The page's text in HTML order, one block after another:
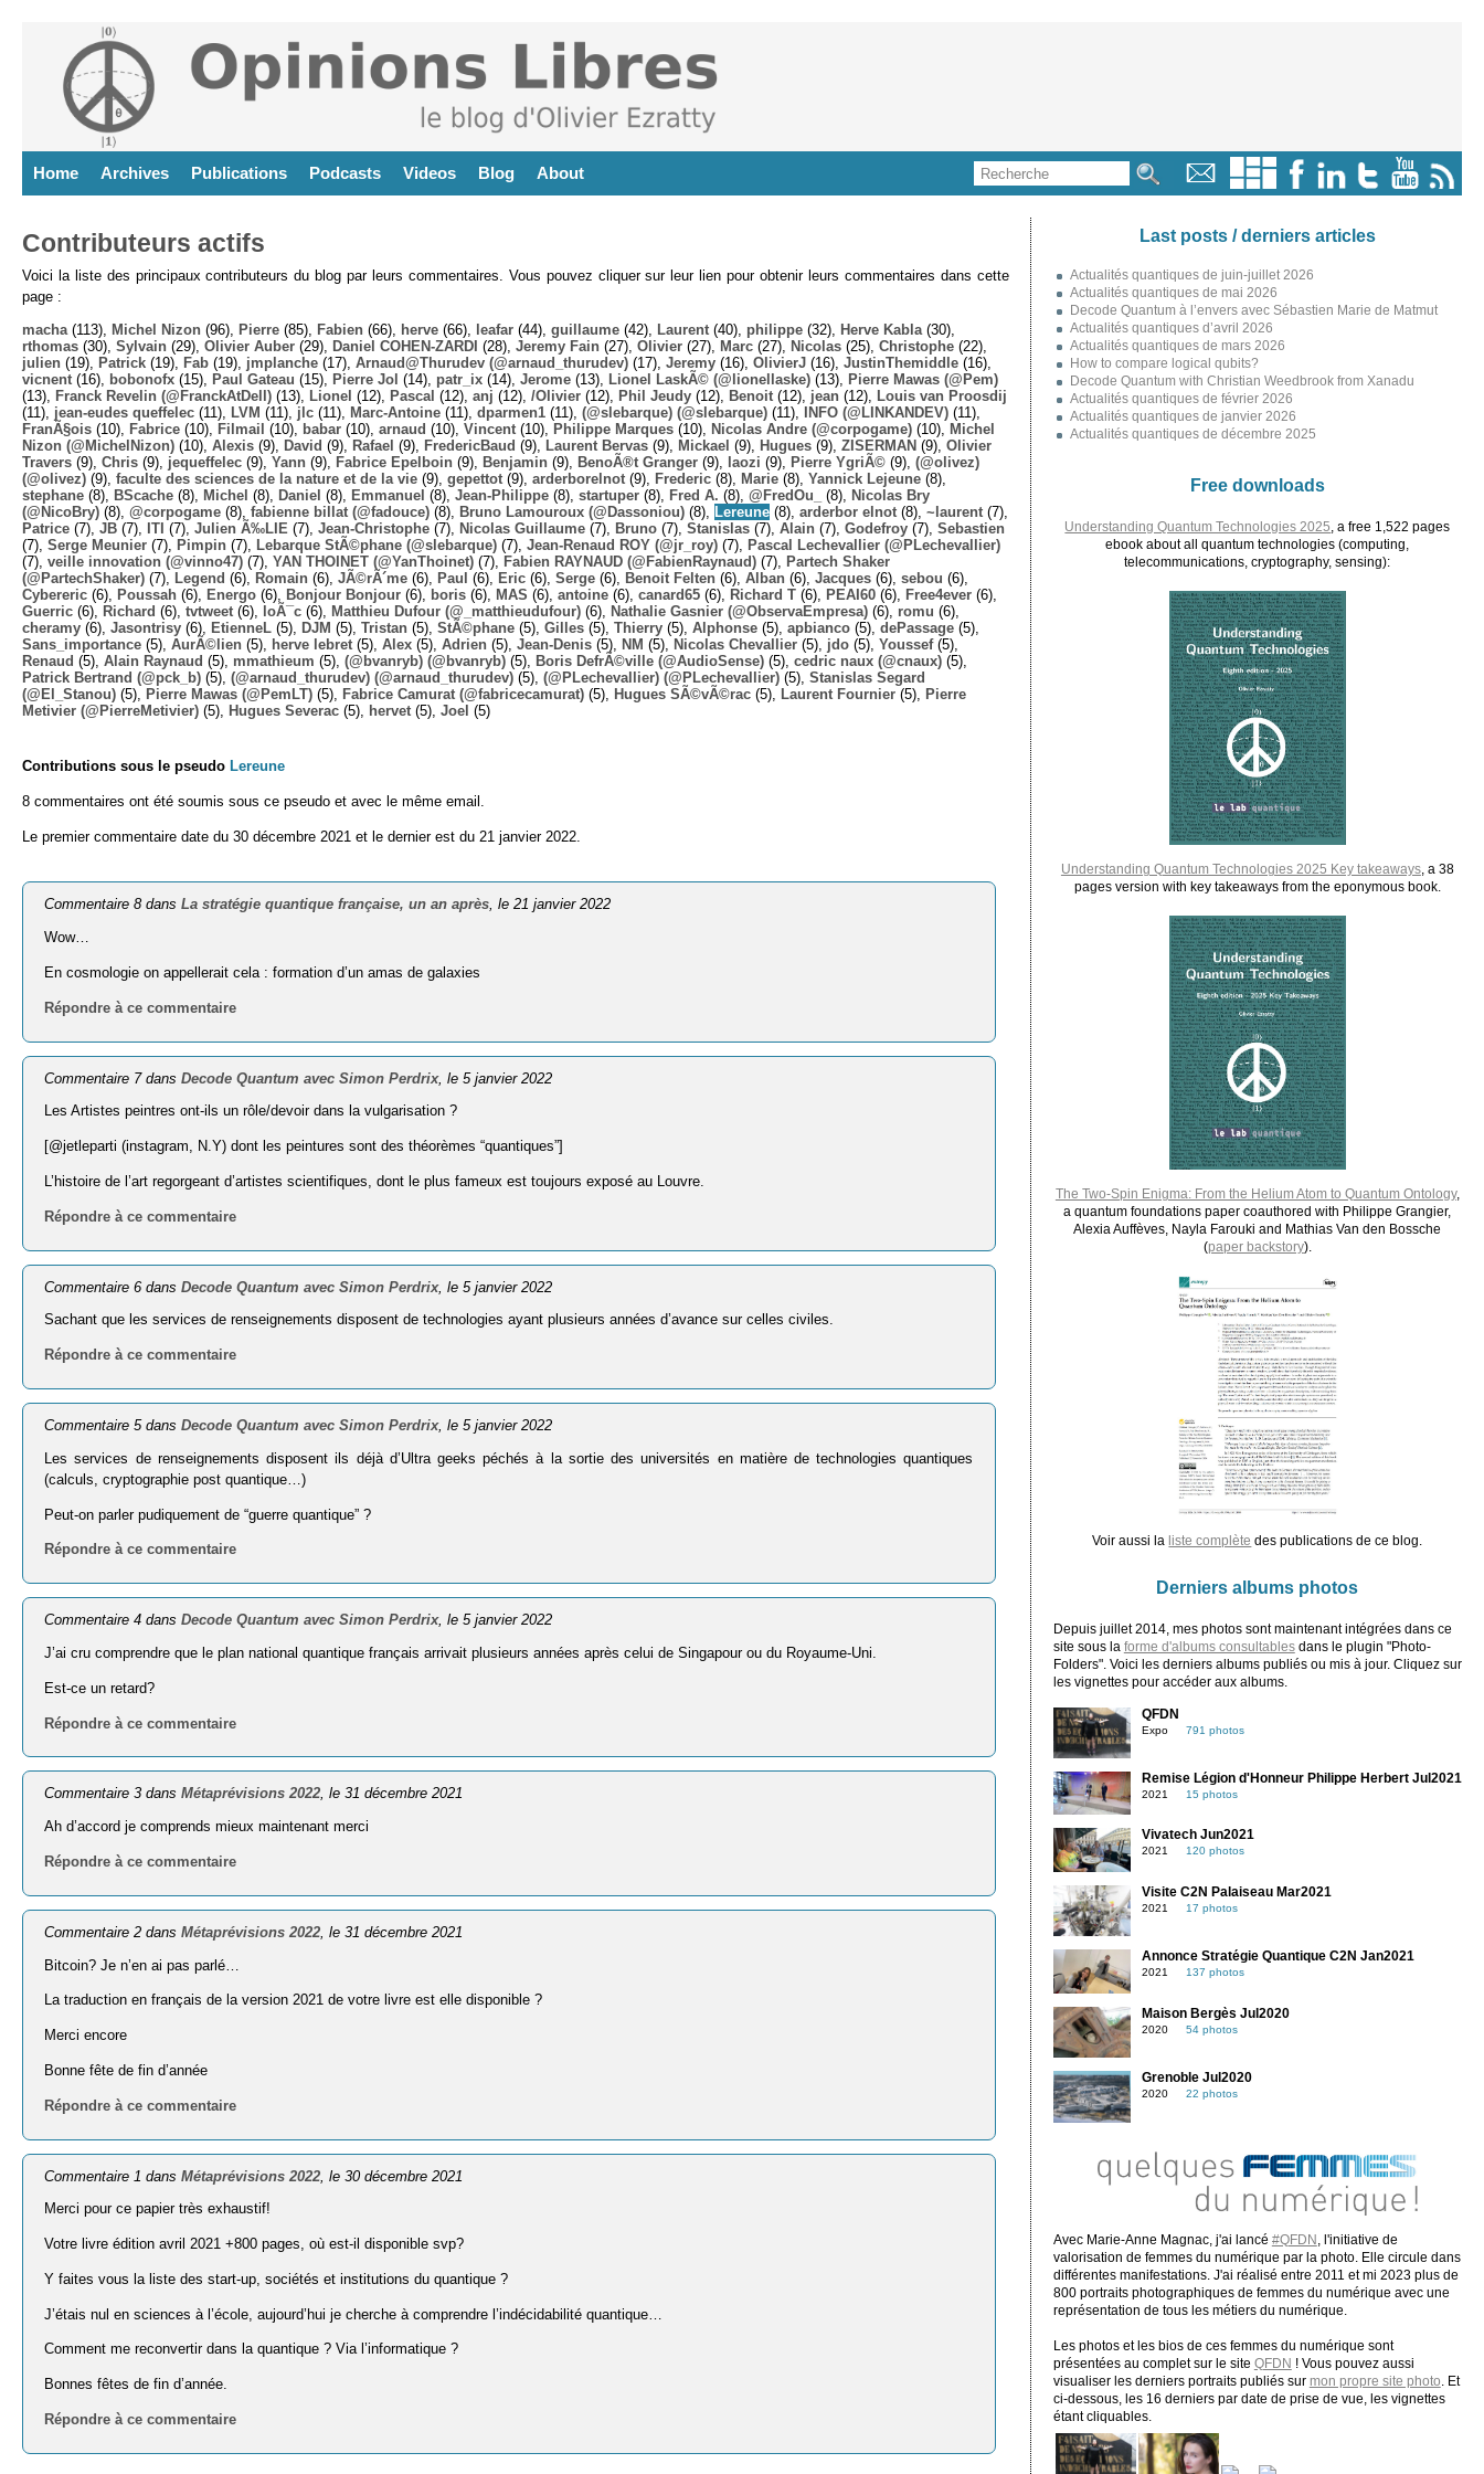
Home Archives Publications Podcasts Videos Blog About
Contributeurs actifs
Voici la liste des principaux contributeurs du blog par leurs commentaires. Vous pouvez cliquer sur leur lien pour obtenir leurs commentaires dans cette
page :
macha (113), Michel Nizon (96), Pierre (85), Fabien (66), herve (66), leafar (44), guillaume (42), Laurent (40), philippe (32), Herve Kabla (30),
rthomas (30), Sylvain (29), Olivier Auber (29), Daniel COHEN-ZARDI (28), Jeremy Fain (27), Olivier (27), Marc (27), Nicolas (25), Christophe (22),
julien (19), Patrick (19), Fab (19), jmplanche (17), Arnaud@Thurudev (@arnaud_thurudev) (17), Jeremy (16), OlivierJ (16), JustinThemiddle (16),
vicnent (16), bobonofx (15), Paul Gateau (15), Pierre Jol (14), patr_ix (14), Jerome (13), Lionel LaskÃ© (@lionellaske) (13),
Pierre Mawas (@Pem)
(13),
Franck Revelin (@FranckAtDell) (13), Lionel (12), Pascal (12), anj (12), /Olivier (12), Phil Jeudy (12), Benoit (12), jean (12),
Louis van Proosdij
(11), jean-eudes queffelec (11), LVM (11), jlc (11), Marc-Antoine (11), dparmen1 (11), (@slebarque) (@slebarque) (11), INFO (@LINKANDEV) (11),
FranÃ§ois (10), Fabrice (10), Filmail (10), babar (10), arnaud (10), Vincent (10), Philippe Marques (10), Nicolas Andre (@corpogame) (10),
Michel
Nizon (@MichelNizon) (10), Alexis (9), David (9), Rafael (9), FredericBaud (9), Laurent Bervas (9), Mickael (9), Hugues (9), ZISERMAN (9), Olivier
Travers (9), Chris (9), jequeffelec (9), Yann (9), Fabrice Epelboin (9), Benjamin (9), BenoÃ®t Granger (9), laozi (9), Pierre YgriÃ© (9), (@olivez)
(@olivez) (9), faculte des sciences de la nature et de la vie (9), gepettot (9), arderborelnot (9), Frederic (8), Marie (8), Yannick Lejeune (8),
stephane (8), BScache (8), Michel (8), Daniel (8), Emmanuel (8), Jean-Philippe (8), startuper (8), Fred A. (8), @FredOu_ (8),
Nicolas Bry
(@NicoBry) (8), @corpogame (8), fabienne billat (@fadouce) (8), Bruno Lamouroux (@Dassoniou) (8), Lereune (8), arderbor elnot (8), ~laurent (7),
Patrice (7), JB (7), ITI (7), Julien Ã‰LIE (7), Jean-Christophe (7), Nicolas Guillaume (7), Bruno (7), Stanislas (7), Alain (7), Godefroy (7), Sebastien
(7), Serge Meunier (7), Pimpin (7), Lebarque StÃ©phane (@slebarque) (7), Jean-Renaud ROY (@jr_roy) (7),
Pascal Lechevallier (@PLechevallier)
(7), veille innovation (@vinno47) (7), YAN THOINET (@YanThoinet) (7), Fabien RAYNAUD (@FabienRaynaud) (7),
Partech Shaker
(@PartechShaker) (7), Legend (6), Romain (6), JÃ©rÃ´me (6), Paul (6), Eric (6), Serge (6), Benoit Felten (6), Alban (6), Jacques (6), sebou (6),
Cybereric (6), Poussah (6), Energo (6), Bonjour Bonjour (6), boris (6), MAS (6), antoine (6), canard65 (6), Richard T (6), PEAI60 (6), Free4ever (6),
Guerric (6), Richard (6), tvtweet (6), loÃ¯c (6), Matthieu Dufour (@_matthieudufour) (6), Nathalie Gasnier (@ObservaEmpresa) (6), romu (6),
cheramy (6), Jasontrisy (6), EtienneL (5), DJM (5), Tristan (5), StÃ©phane (5), Gilles (5), Thierry (5), Alphonse (5), apbianco (5), dePassage (5),
Sans_importance (5), AurÃ©lien (5), herve lebret (5), Alex (5), Adrien (5), Jean-Denis (5), NM (5), Nicolas Chevallier (5), jdo (5), Youssef(5),
Renaud (5), Alain Raynaud (5), mmathieum (5), (@bvanryb) (@bvanryb) (5), Boris DefrÃ©ville (@AudioSense) (5), cedric naux (@cnaux) (5),
Patrick Bertrand (@pck_b) (5), (@arnaud_thurudev) (@arnaud_thurudev) (5), (@PLechevallier) (@PLechevallier) (5), Stanislas Segard
(@El_Stanou) (5), Pierre Mawas (@PemLT) (5), Fabrice Camurat (@fabricecamurat) (5), Hugues SÃ©vÃ©rac (5), Laurent Fournier (5),
Pierre
Metivier (@PierreMetivier) (5), Hugues Severac (5), hervet (5), Joel (5)
Contributions sous le pseudo Lereune
8 commentaires ont été soumis sous ce pseudo et avec le même email.
Le premier commentaire date du 30 décembre 2021 et le dernier est du 21 janvier 2022.
Commentaire 8 dansLa stratégie quantique française, un an après, le 21 janvier 2022
Wow…
En cosmologie on appellerait cela : formation d’un amas de galaxies
Répondre à ce commentaire
Commentaire 7 dansDecode Quantum avec Simon Perdrix, le 5 janvier 2022
Les Artistes peintres ont-ils un rôle/devoir dans la vulgarisation ?
[@jetleparti (instagram, N.Y) dont les peintures sont des théorèmes “quantiques”]
L’histoire de l’art regorgeant d’artistes scientifiques, dont le plus fameux est toujours exposé au Louvre.
Répondre à ce commentaire
Commentaire 6 dansDecode Quantum avec Simon Perdrix, le 5 janvier 2022
Sachant que les services de renseignements disposent de technologies ayant plusieurs années d’avance sur celles civiles.
Répondre à ce commentaire
Commentaire 5 dansDecode Quantum avec Simon Perdrix, le 5 janvier 2022
Les services de renseignements disposent ils déjà d’Ultra geeks péchés à la sortie des universités en matière de technologies quantiques
(calculs, cryptographie post quantique…)
Peut-on parler pudiquement de “guerre quantique” ?
Répondre à ce commentaire
Commentaire 4 dansDecode Quantum avec Simon Perdrix, le 5 janvier 2022
J’ai cru comprendre que le plan national quantique français arrivait plusieurs années après celui de Singapour ou du Royaume-Uni.
Est-ce un retard?
Répondre à ce commentaire
Commentaire 3 dansMétaprévisions 2022, le 31 décembre 2021
Ah d’accord je comprends mieux maintenant merci
Répondre à ce commentaire
Commentaire 2 dansMétaprévisions 2022 , le 31 décembre 2021
Bitcoin? Je n’en ai pas parlé…
La traduction en français de la version 2021 de votre livre est elle disponible ?
Merci encore
Bonne fête de fin d’année
Répondre à ce commentaire
Commentaire 1 dansMétaprévisions 2022 , le 30 décembre 2021
Merci pour ce papier très exhaustif!
Votre livre édition avril 2021 +800 pages, où est-il disponible svp?
Y faites vous la liste des start-up, sociétés et institutions du quantique ?
J’étais nul en sciences à l’école, aujourd’hui je cherche à comprendre l’indécidabilité quantique…
Comment me reconvertir dans la quantique ? Via l’informatique ?
Bonnes fêtes de fin d’année.
Répondre à ce commentaire
Last posts / derniers articles
Actualités quantiques de juin-juillet 2026
Actualités quantiques de mai 2026
Decode Quantum à l’envers avec Sébastien Marie de Matmut
Actualités quantiques d’avril 2026
Actualités quantiques de mars 2026
How to compare logical qubits?
Decode Quantum with Christian Weedbrook from Xanadu
Actualités quantiques de février 2026
Actualités quantiques de janvier 2026
Actualités quantiques de décembre 2025
Free downloads
Understanding Quantum Technologies 2025 , a free 1,522 pages
ebook about all quantum technologies (computing,
telecommunications, cryptography, sensing):
Understanding Quantum Technologies 2025 Key takeaways, a 38
pages version with key takeaways from the eponymous book.
The Two-Spin Enigma: From the Helium Atom to Quantum Ontology,
a quantum foundations paper coauthored with Philippe Grangier,
Alexia Auffèves, Nayla Farouki and Mathias Van den Bossche
(paper backstory).
Voir aussi la liste complète des publications de ce blog.
Derniers albums photos
Depuis juillet 2014, mes photos sont maintenant intégrées dans ce
site sous la forme d'albums consultablesdans le plugin "Photo-
Folders". Voici les derniers albums publiés ou mis à jour. Cliquez sur
les vignettes pour accéder aux albums.
QFDN
Expo 791 photos
Remise Légion d'Honneur Philippe Herbert Jul2021
2021 15 photos
Vivatech Jun2021
2021 120 photos
Visite C2N Palaiseau Mar2021
2021 17 photos
Annonce Stratégie Quantique C2N Jan2021
2021 137 photos
Maison Bergès Jul2020
2020 54 photos
Grenoble Jul2020
2020 22 photos
Avec Marie-Anne Magnac, j'ai lancé #QFDN
, l'initiative de
valorisation de femmes du numérique par la photo. Elle circule dans
différentes manifestations. J'ai réalisé entre 2011 et mi 2023 plus de
800 portraits photographiques de femmes du numérique avec une
représentation de tous les métiers du numérique.
Les photos et les bios de ces femmes du numérique sont
présentées au complet sur le site QFDN ! Vous pouvez aussi
visualiser les derniers portraits publiés sur mon propre site photo . Et
ci-dessous, les 16 derniers par date de prise de vue, les vignettes
étant cliquables.